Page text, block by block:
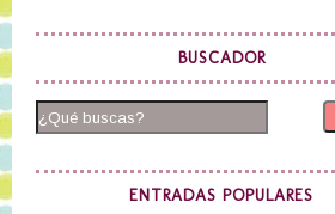
BUSCADOR
ENTRADAS POPULARES